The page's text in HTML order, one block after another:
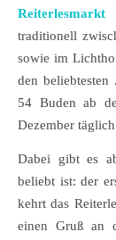
Reiterlesmarkt
traditionell
sowie im
den
54 Buden ab
Dezember
Dabei gibt es
beliebt ist: der
kehrt das
einen Gruß an